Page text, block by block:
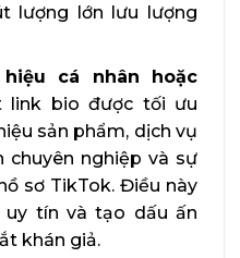
lượng lớn lưu lượng
cá nhân hoặc
link bio được tối ưu
sản phẩm, dịch vụ
chuyên nghiệp và sự
sơ TikTok. Điều này
uy tín và tạo dấu ấn
khán giả.